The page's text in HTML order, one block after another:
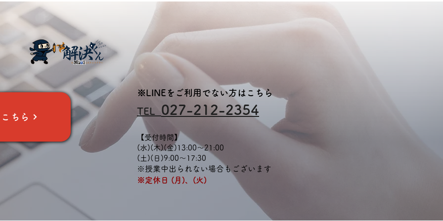
ちら
※LINEをご利用でない方はこちら
TEL 027-212-2354
【受付時間】
(水)(木)(金)13:00～21:00
​(土)(日)9:00～17:30
※授業中出られない場合もございます
※定休日 (月)、(火)